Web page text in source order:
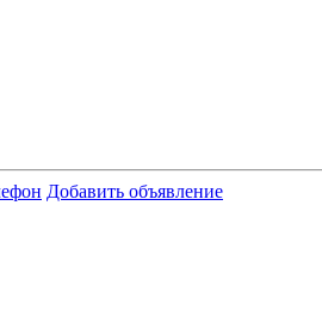
Добавить объявление